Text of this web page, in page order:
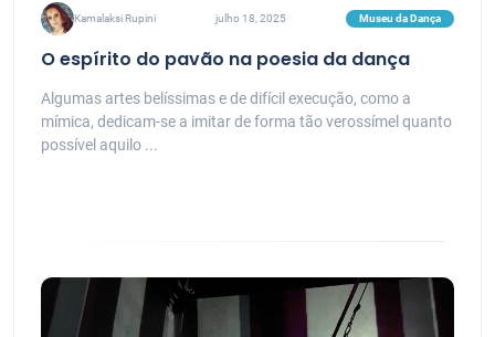
Kamalaksi Rupini julho 18, 2025 Museu da Dança
O espírito do pavão na poesia da dança
Algumas artes belíssimas e de difícil execução, como a
mímica, dedicam-se a imitar de forma tão verossímel quanto
possível aquilo ...